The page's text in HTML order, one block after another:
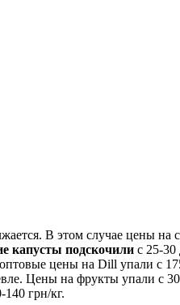
В этом случае цены
капусты подскочили с 25-30
цены на Dill упали с
Цены на фрукты упали с
грн/кг.